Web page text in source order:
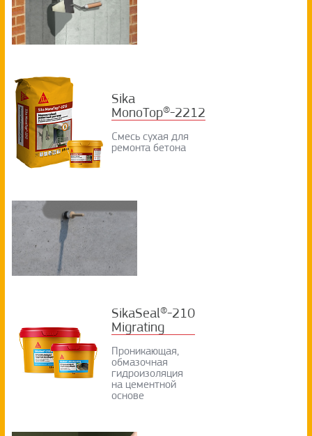
Sika
MonoTop®-2212
Смесь сухая для
ремонта бетона
SikaSeal®-210
Migrating
Проникающая,
обмазочная
гидроизоляция
на цементной
основе